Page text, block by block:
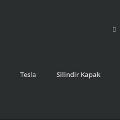
Tesla Silindir Kapak